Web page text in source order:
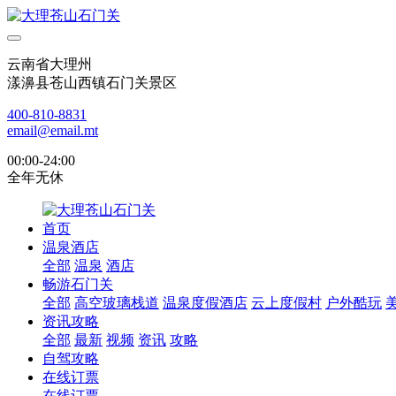
云南省大理州
漾濞县苍山西镇石门关景区
400-810-8831
email@email.mt
00:00-24:00
全年无休
首页
温泉酒店
全部 温泉 酒店
畅游石门关
全部 高空玻璃栈道 温泉度假酒店 云上度假村 户外酷玩
资讯攻略
全部 最新 视频 资讯 攻略
自驾攻略
在线订票